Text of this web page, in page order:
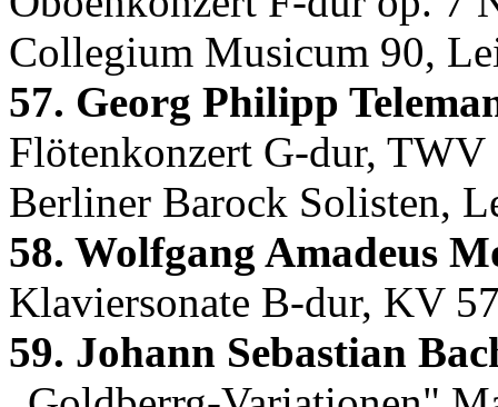
Collegium Musicum 90,
57. Georg Philipp
Flötenkonzert G-dur, TWV
Berliner Barock Solisten,
58. Wolfgang Amadeus
Klaviersonate B-dur, KV
59. Johann Sebastian